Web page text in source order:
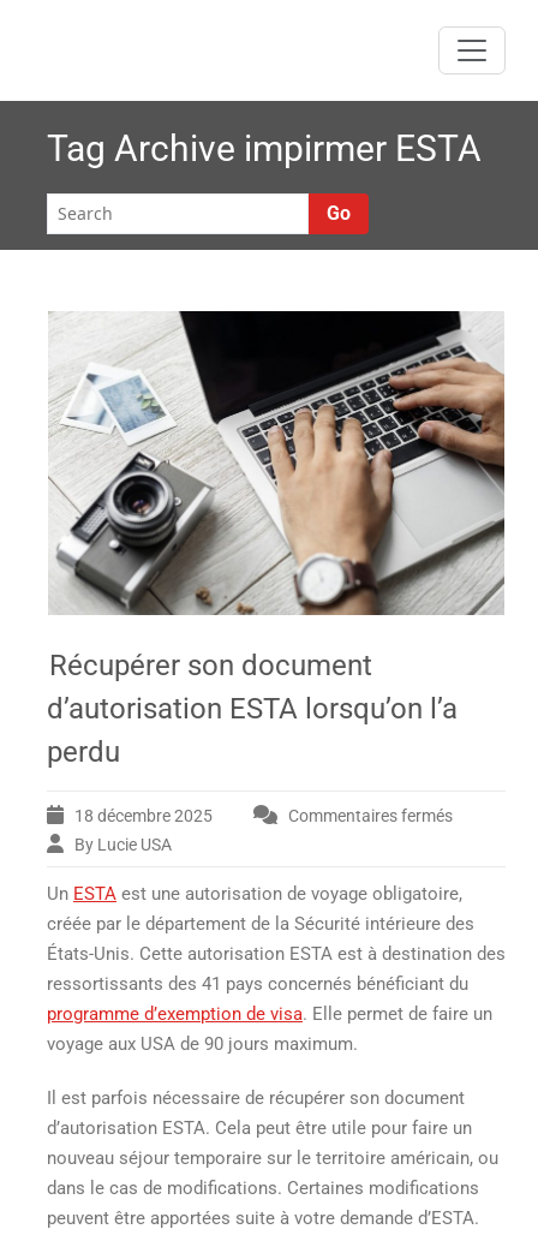
Tag Archive impirmer ESTA
Go
Récupérer son document
d’autorisation ESTA lorsqu’on l’a
perdu
18 décembre 2025 Commentaires ferméssur
document
ESTA
l’a
perdu
By Lucie USA
Un ESTA est une autorisation de voyage obligatoire,
créée par le département de la Sécurité intérieure des
États-Unis. Cette autorisation ESTA est à destination des
ressortissants des 41 pays concernés bénéficiant du
programme d’exemption de visa. Elle permet de faire un
voyage aux USA de 90 jours maximum.
Il est parfois nécessaire de récupérer son document
d’autorisation ESTA. Cela peut être utile pour faire un
nouveau séjour temporaire sur le territoire américain, ou
dans le cas de modifications. Certaines modifications
peuvent être apportées suite à votre demande d’ESTA.